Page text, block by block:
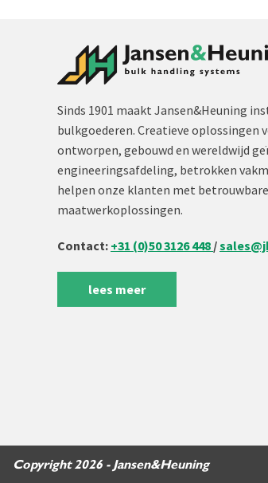
Sinds 1901 maakt Jansen&Heuning
bulkgoederen. Creatieve oplossingen
ontworpen, gebouwd en wereldwijd
engineeringsafdeling, betrokken
helpen onze klanten met
maatwerkoplossingen.
Contact: +31 (0)50 3126 448 /
lees meer
Copyright 2026 - Jansen&Heuning